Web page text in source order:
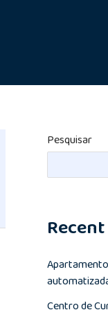
Pesquisar
Centro de